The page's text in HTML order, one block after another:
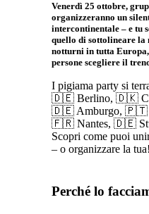
Venerdì 25 ottobre,
organizzeranno un
intercontinentale – e tu
quello di sottolineare la
notturni in tutta
persone scegliere il
I pigiama party si
🇩🇪 Berlino, 🇩🇰
🇩🇪 Amburgo, 🇵🇹
🇫🇷 Nantes, 🇩🇪
Scopri come puoi
– o organizzare la tua!
Perché lo